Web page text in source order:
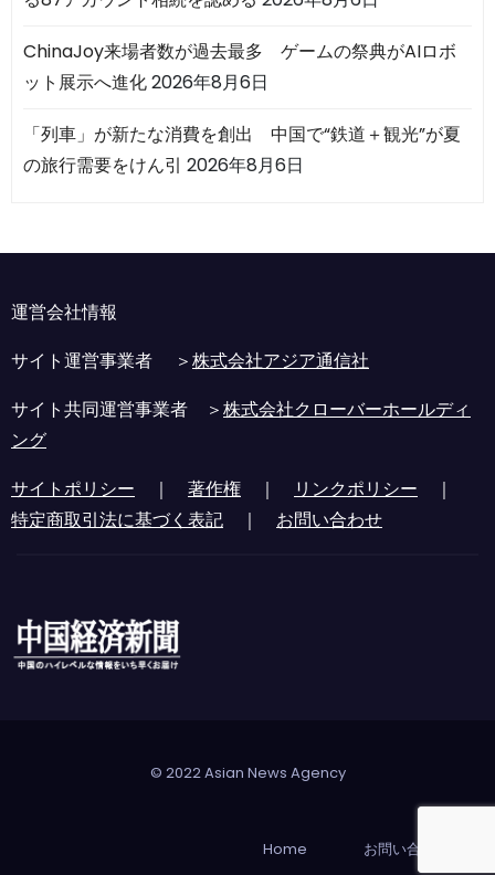
ChinaJoy来場者数が過去最多 ゲームの祭典がAIロボ
ット展示へ進化2026年8月6日
「列車」が新たな消費を創出 中国で“鉄道＋観光”が夏
の旅行需要をけん引 2026年8月6日
運営会社情報
サイト運営事業者 ＞株式会社アジア通信社
サイト共同運営事業者 ＞株式会社クローバーホールディ
ング
サイトポリシー ｜ 著作権 ｜ リンクポリシー ｜
特定商取引法に基づく表記 ｜ お問い合わせ
© 2022 Asian News Agency
Home お問い合わせ